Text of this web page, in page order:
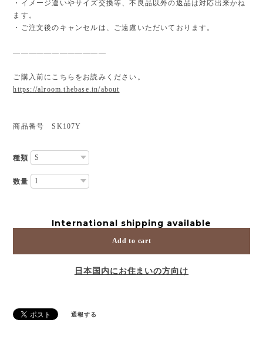
・イメージ違いやサイズ交換等、不良品以外の返品は対応出来かね
ます。
・ご注文後のキャンセルは、ご遠慮いただいております。
————————————
ご購入前にこちらをお読みください。
https://alroom.thebase.in/about
商品番号 SK107Y
種類
数量
International shipping available
Add to cart
日本国内にお住まいの方向け
通報する